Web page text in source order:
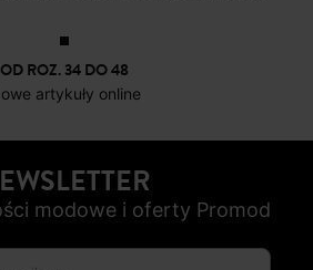
OD ROZ. 34 DO 48
artykuły online
modowe i oferty Promod